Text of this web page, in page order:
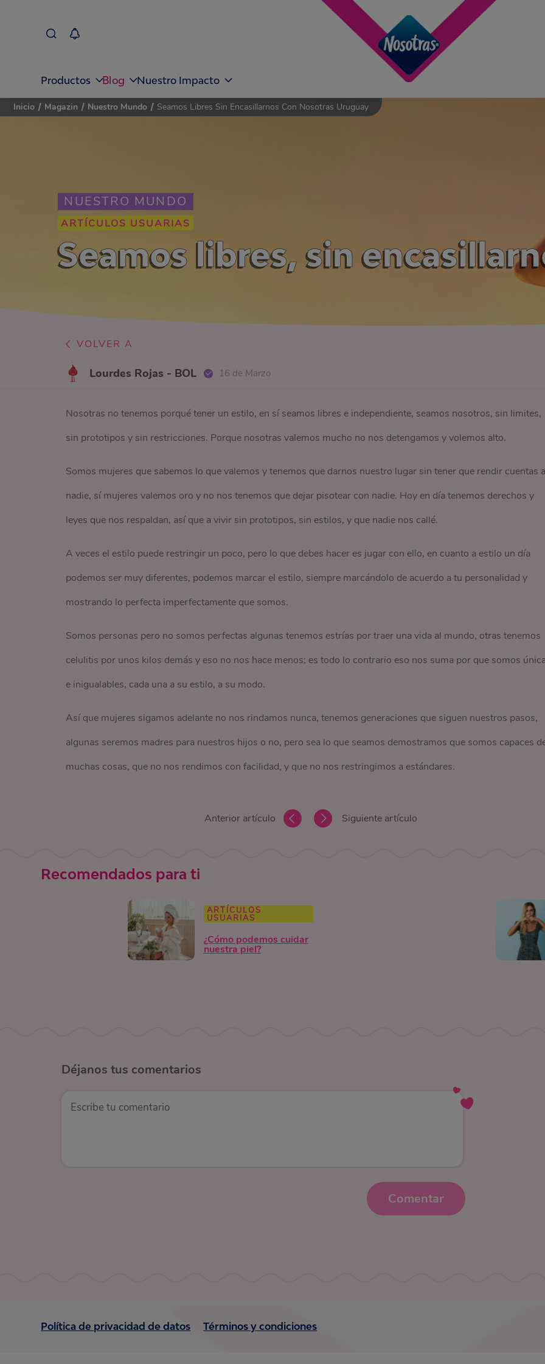
Productos Blog Nuestro Impacto
NUESTRO MUNDO
ARTÍCULOS USUARIAS
Seamos libres, sin
Inicio / Magazin / Nuestro Mundo / Seamos Libres Sin Encasillarnos Con Nosotras Uruguay
VOLVER A
Lourdes Rojas - BOL 16 de Marzo
Nosotras no tenemos porqué tener un estilo, en sí seamos libres e independiente, seamos nosotros, sin limites,
sin prototipos y sin restricciones. Porque nosotras valemos mucho no nos detengamos y volemos alto.
Somos mujeres que sabemos lo que valemos y tenemos que darnos nuestro lugar sin tener que rendir cuentas a
nadie, sí mujeres valemos oro y no nos tenemos que dejar pisotear con nadie. Hoy en día tenemos derechos y
leyes que nos respaldan, así que a vivir sin prototipos, sin estilos, y que nadie nos callé.
A veces el estilo puede restringir un poco, pero lo que debes hacer es jugar con ello, en cuanto a estilo un día
podemos ser muy diferentes, podemos marcar el estilo, siempre marcándolo de acuerdo a tu personalidad y
mostrando lo perfecta imperfectamente que somos.
Somos personas pero no somos perfectas algunas tenemos estrías por traer una vida al mundo, otras tenemos
celulitis por unos kilos demás y eso no nos hace menos; es todo lo contrario eso nos suma por que somos
e inigualables, cada una a su estilo, a su modo.
Así que mujeres sigamos adelante no nos rindamos nunca, tenemos generaciones que siguen nuestros pasos,
algunas seremos madres para nuestros hijos o no, pero sea lo que seamos demostramos que somos capaces
muchas cosas, que no nos rendimos con facilidad, y que no nos restringimos a estándares.
Anterior artículo Siguiente artículo
Recomendados para ti
ARTÍCULOS
USUARIAS
¿Cómo podemos cuidar
nuestra piel?
Déjanos tus comentarios
Comentar
Política de privacidad de datos Términos y condiciones